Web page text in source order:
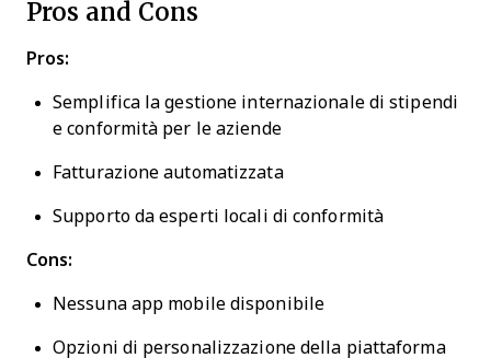
Pros and Cons
Pros:
Semplifica la gestione internazionale di stipendi
e conformità per le aziende
Fatturazione automatizzata
Supporto da esperti locali di conformità
Cons:
Nessuna app mobile disponibile
Opzioni di personalizzazione della piattaforma